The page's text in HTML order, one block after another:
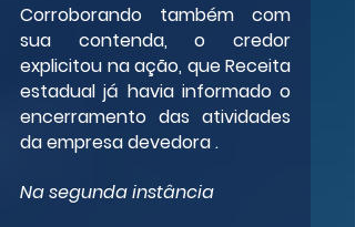
Corroborando também com
sua contenda, o credor
explicitou na ação, que Receita
estadual já havia informado o
encerramento das atividades
da empresa devedora .
Na segunda instância